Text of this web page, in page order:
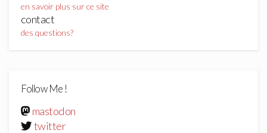
en savoir plus sur ce site
contact
des questions?
Follow Me !
mastodon
twitter